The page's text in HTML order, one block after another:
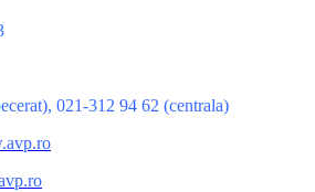
021-312 94 62 (centrala)